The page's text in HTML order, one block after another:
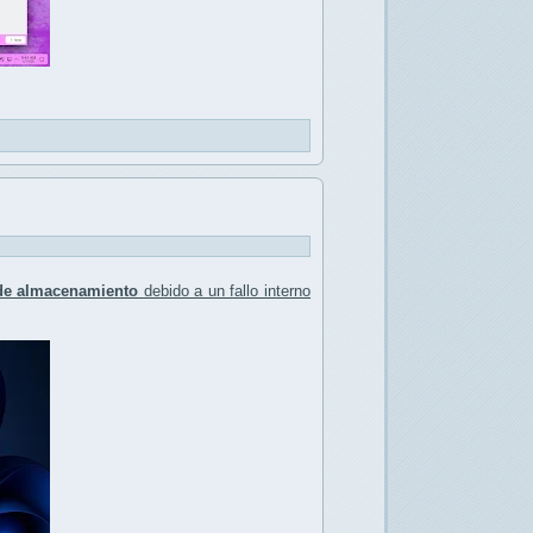
almacenamiento debido a un fallo interno